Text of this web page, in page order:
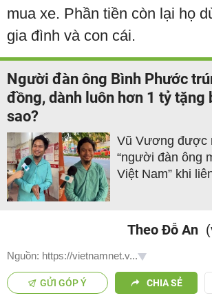
mua xe. Phần tiền còn lại họ
gia đình và con cái.
Người đàn ông Bình Phước
đồng, dành luôn hơn 1 tỷ tặng
sao?
Vũ Vương được
“người đàn ông
Việt Nam” khi
Theo Đỗ An
Nguồn: https://vietnamnet.v...
GỬI GÓP Ý CHIA SẺ